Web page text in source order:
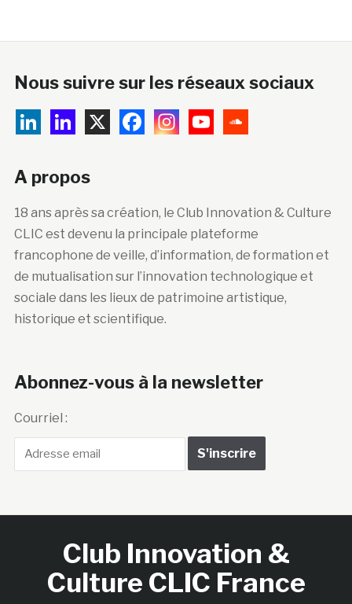
Nous suivre sur les réseaux sociaux
A propos
18 ans après sa création, le Club Innovation & Culture
CLIC est devenu la principale plateforme
francophone de veille, d’information, de formation et
de mutualisation sur l’innovation technologique et
sociale dans les lieux de patrimoine artistique,
historique et scientifique.
Abonnez-vous à la newsletter
Courriel :
Club Innovation &
Culture CLIC France